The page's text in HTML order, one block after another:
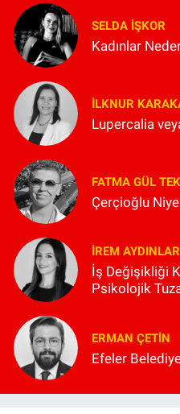
SELDA İŞKOR
Kadınlar
İLKNUR
Lupercalia
FATMA GÜL
Çerçioğlu
İREM AYDINLAR
İş Değişikliği
Psikolojik
ERMAN ÇETIN
Efeler